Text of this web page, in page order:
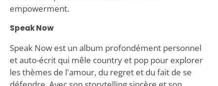
empowerment.
Speak Now
Speak Now est un album profondément personnel
et auto-écrit qui mêle country et pop pour explorer
les thèmes de l'amour, du regret et du fait de se